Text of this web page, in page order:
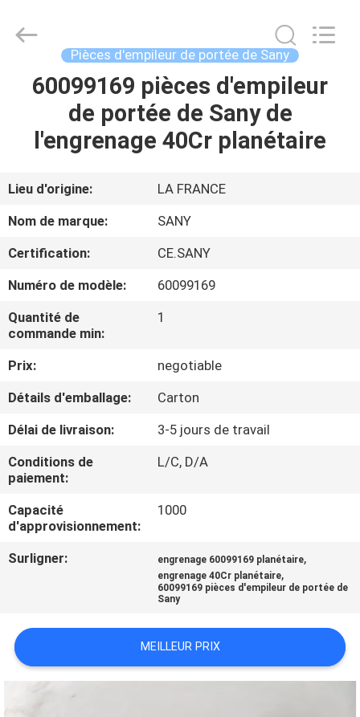
MAISON
PRODUITS
AU
SUJET
DE
VISITE
CONTRÔLE
DE
QUALITÉ
CONTACTEZ-
NOUS
CITATION
PLAN
Rights
Pièces d'empileur de portée de Sany
60099169 pièces d'empileur
de portée de Sany de
l'engrenage 40Cr planétaire
Lieu d'origine:
LA FRANCE
Nom de marque:
SANY
Certification:
CE.SANY
Numéro de modèle:
60099169
Quantité de
commande min:
1
Prix:
negotiable
Détails d'emballage:
Carton
Délai de livraison:
3-5 jours de travail
Conditions de
paiement:
L/C, D/A
Capacité
d'approvisionnement:
1000
Surligner: engrenage 60099169 planétaire,
engrenage 40Cr planétaire,
60099169 pièces d'empileur de portée de
Sany
MEILLEUR PRIX